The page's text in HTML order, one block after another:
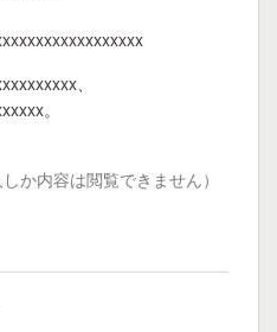
、
。
か内容は閲覧できません）